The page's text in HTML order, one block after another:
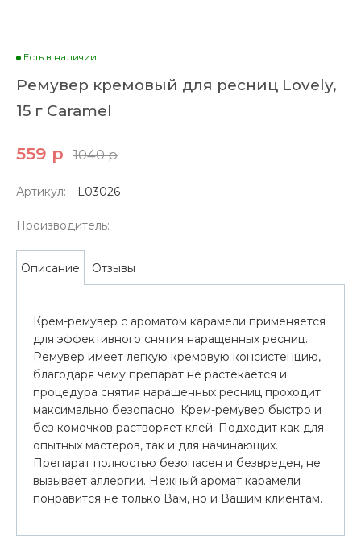
Есть в наличии
Ремувер кремовый для ресниц Lovely,
15 г Caramel
559 р 1040 р
Артикул: L03026
Производитель:
Описание Отзывы
Крем-ремувер с ароматом карамели применяется
для эффективного снятия наращенных ресниц.
Ремувер имеет легкую кремовую консистенцию,
благодаря чему препарат не растекается и
процедура снятия наращенных ресниц проходит
максимально безопасно. Крем-ремувер быстро и
без комочков растворяет клей. Подходит как для
опытных мастеров, так и для начинающих.
Препарат полностью безопасен и безвреден, не
вызывает аллергии. Нежный аромат карамели
понравится не только Вам, но и Вашим клиентам.